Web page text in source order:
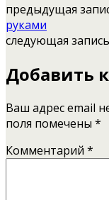
предыдущая
руками
следующая запись
Добавить
Ваш адрес email
поля помечены *
Комментарий *